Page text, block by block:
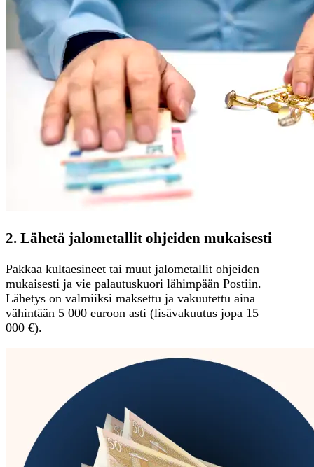
2. Lähetä jalometallit ohjeiden mukaisesti
Pakkaa kultaesineet tai muut jalometallit ohjeiden
mukaisesti ja vie palautuskuori lähimpään Postiin.
Lähetys on valmiiksi maksettu ja vakuutettu aina
vähintään 5 000 euroon asti (lisävakuutus jopa 15
000 €).